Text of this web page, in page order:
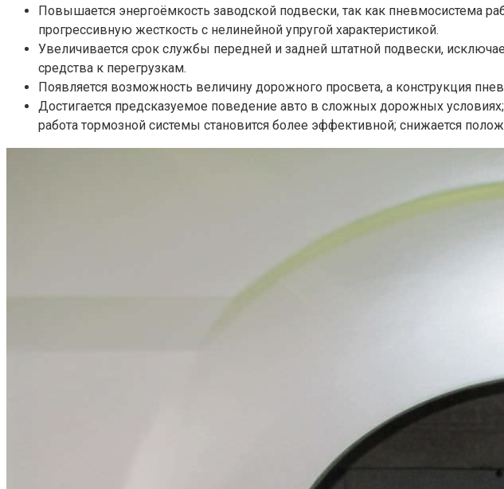
Повышается энергоёмкость заводской подвески, так как пневмосистема
прогрессивную жесткость с нелинейной упругой характеристикой.
Увеличивается срок службы передней и задней штатной подвески,
средства к перегрузкам.
Появляется возможность величину дорожного просвета, а конструкция
Достигается предсказуемое поведение авто в сложных дорожных
работа тормозной системы становится более эффективной; снижается